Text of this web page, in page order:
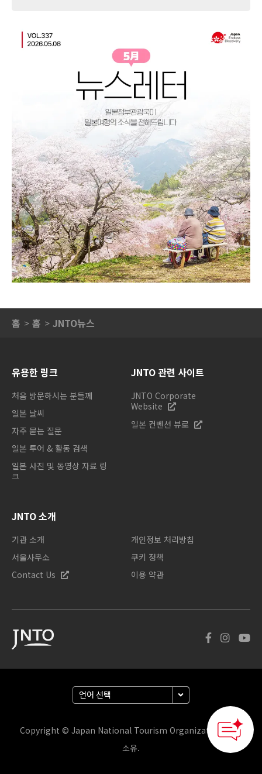
홈 홈 JNTO뉴스
유용한 링크
처음 방문하시는 분들께
일본 날씨
자주 묻는 질문
일본 투어 & 활동 검색
일본 사진 및 동영상 자료 링
크
JNTO 관련 사이트
JNTO Corporate
Website
일본 컨벤션 뷰로
JNTO 소개
기관 소개
서울사무소
Contact Us
개인정보 처리방침
쿠키 정책
이용 약관
Copyright © Japan National Tourism Organization. 판권
소유.